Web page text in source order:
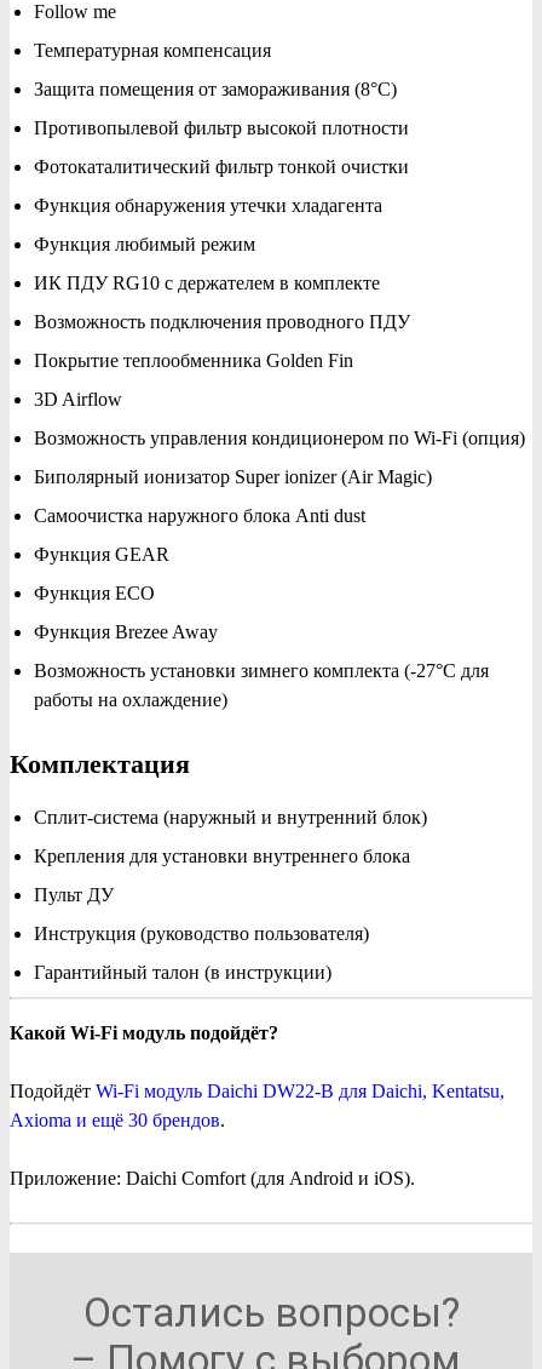
Follow me
Температурная компенсация
Защита помещения от замораживания (8°С)
Противопылевой фильтр высокой плотности
Фотокаталитический фильтр тонкой очистки
Функция обнаружения утечки хладагента
Функция любимый режим
ИК ПДУ RG10 с держателем в комплекте
Возможность подключения проводного ПДУ
Покрытие теплообменника Golden Fin
3D Airflow
Возможность управления кондиционером по Wi-Fi (опция)
Биполярный ионизатор Super ionizer (Air Magic)
Самоочистка наружного блока Anti dust
Функция GEAR
Функция ECO
Функция Brezee Away
Возможность установки зимнего комплекта (-27°С для
работы на охлаждение)
Комплектация
Сплит-система (наружный и внутренний блок)
Крепления для установки внутреннего блока
Пульт ДУ
Инструкция (руководство пользователя)
Гарантийный талон (в инструкции)
Какой Wi-Fi модуль подойдёт?
Подойдёт Wi-Fi модуль Daichi DW22-B для Daichi, Kentatsu,
Axioma и ещё 30 брендов.
Приложение: Daichi Comfort (для Android и iOS).
Остались вопросы?